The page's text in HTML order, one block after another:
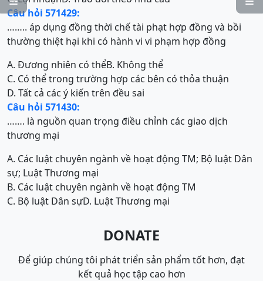
Câu hỏi 571429:
…….. áp dụng đồng thời chế tài phạt hợp đồng và bồi
thường thiệt hại khi có hành vi vi phạm hợp đồng
A. Đương nhiên có thểB. Không thể
C. Có thể trong trường hợp các bên có thỏa thuận
D. Tất cả các ý kiến trên đều sai
Câu hỏi 571430:
……. là nguồn quan trọng điều chỉnh các giao dịch
thương mại
A. Các luật chuyên ngành về hoạt động TM; Bộ luật Dân
sự; Luật Thương mại
B. Các luật chuyên ngành về hoạt động TM
C. Bộ luật Dân sựD. Luật Thương mại
DONATE
Để giúp chúng tôi phát triển sản phẩm tốt hơn, đạt
kết quả học tập cao hơn